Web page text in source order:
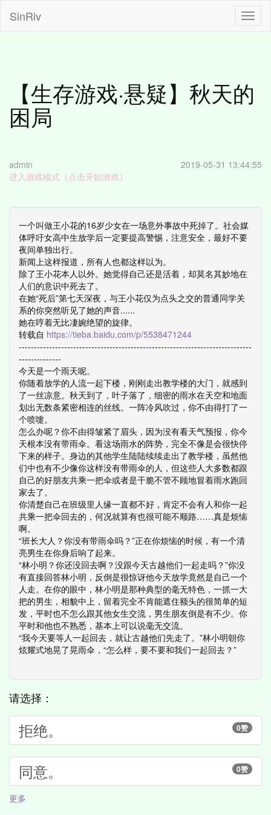
S
i
SinRiv
【生存游戏·悬疑】秋天的
困局
admin
2019-05-31 13:44:55
进入游戏模式（点击开始游戏）
一个叫做王小花的16岁少女在一场意外事故中死掉了。社会媒
体呼吁女高中生放学后一定要提高警惕，注意安全，最好不要
夜间单独出行。
新闻上这样报道，所有人也都这样以为。
除了王小花本人以外。她觉得自己还是活着，却莫名其妙地在
人们的意识中死去了。
在她“死后”第七天深夜，与王小花仅为点头之交的普通同学关
系的你突然听见了她的声音......
她在哼着无比凄婉绝望的旋律。
转载自 https://tieba.baidu.com/p/5538471244
-----------------------------------------------------------------------------
--------------
今天是一个雨天呢。
你随着放学的人流一起下楼，刚刚走出教学楼的大门，就感到
了一丝凉意。秋天到了，叶子落了，细密的雨水在天空和地面
划出无数条紧密相连的丝线。一阵冷风吹过，你不由得打了一
个喷嚏。
怎么办呢？你不由得皱紧了眉头，因为没有看天气预报，你今
天根本没有带雨伞。看这场雨水的阵势，完全不像是会很快停
下来的样子。身边的其他学生陆陆续续走出了教学楼，虽然他
们中也有不少像你这样没有带雨伞的人，但这些人大多数都跟
自己的好朋友共乘一把伞或者是干脆不管不顾地冒着雨水跑回
家去了。
你清楚自己在班级里人缘一直都不好，肯定不会有人和你一起
共乘一把伞回去的，何况就算有也很可能不顺路……真是烦恼
啊。
“班长大人？你没有带雨伞吗？”正在你烦恼的时候，有一个清
亮男生在你身后响了起来。
“林小明？你还没回去啊？没跟今天古越他们一起走吗？”你没
有直接回答林小明，反倒是很惊讶他今天放学竟然是自己一个
人走。在你的眼中，林小明是那种典型的毫无特色，一抓一大
把的男生，相貌中上，留着完全不肯能遮住额头的很简单的短
发，平时也不怎么跟其他女生交流，男生朋友倒是有不少。你
平时和他也不熟悉，基本上可以说毫无交流。
“我今天要等人一起回去，就让古越他们先走了。”林小明朝你
炫耀式地晃了晃雨伞，“怎么样，要不要和我们一起回去？”
请选择：
拒绝。 0赞
同意。 0赞
更多